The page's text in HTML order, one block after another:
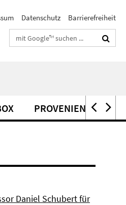
Datenschutz Barrierefreiheit
Suchbegriffe
Daniel Schubert für